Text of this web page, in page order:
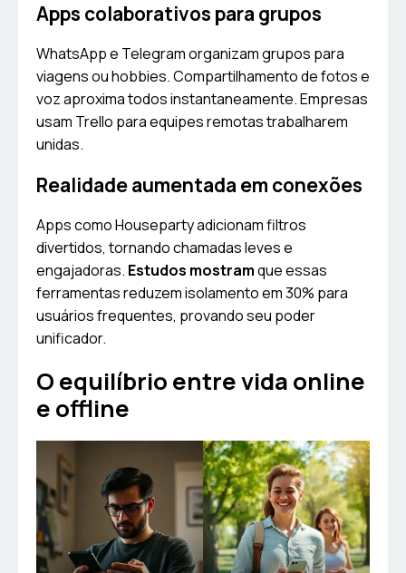
Apps colaborativos para grupos
WhatsApp e Telegram organizam grupos para
viagens ou hobbies. Compartilhamento de fotos e
voz aproxima todos instantaneamente. Empresas
usam Trello para equipes remotas trabalharem
unidas.
Realidade aumentada em conexões
Apps como Houseparty adicionam filtros
divertidos, tornando chamadas leves e
engajadoras. Estudos mostramque essas
ferramentas reduzem isolamento em 30% para
usuários frequentes, provando seu poder
unificador.
O equilíbrio entre vida online
e offline